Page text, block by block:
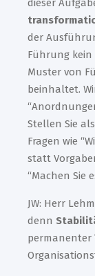
dieser
der
Führung kein
Muster von
beinhaltet.
Stellen Sie
Fragen wie
statt
“Machen Sie
JW: Herr
denn
permanenter